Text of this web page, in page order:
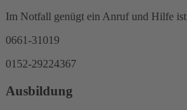
Im Notfall genügt ein Anruf und Hilfe
0661-31019
0152-29224367
Ausbildung